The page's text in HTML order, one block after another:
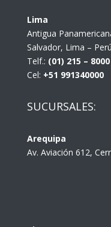
Lima
Antigua
Salvador, Lima – Perú
Telf.: (01) 215 – 8000
Cel: +51 991340000
SUCURSALES:
Arequipa
Av. Aviación 612,